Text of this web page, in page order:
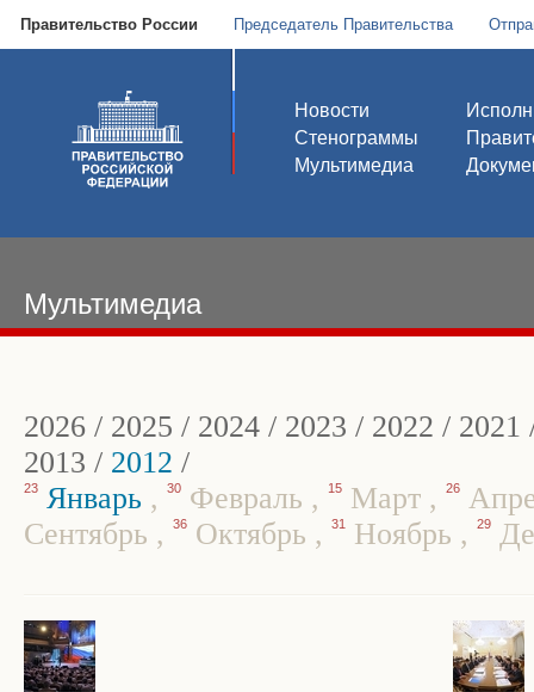
Правительство России Председатель Правительства
Новости
Стенограммы
Мультимедиа
Мультимедиа
2026 / 2025 / 2024 / 2023 / 2022 / 2021
2013 / 2012 /
23 Январь , 30 Февраль , 15 Март , 26
Сентябрь , 36 Октябрь , 31 Ноябрь , 29